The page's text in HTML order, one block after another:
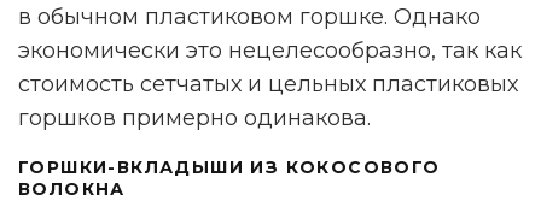
в обычном пластиковом горшке. Однако
экономически это нецелесообразно, так как
стоимость сетчатых и цельных пластиковых
горшков примерно одинакова.
ГОРШКИ-ВКЛАДЫШИ ИЗ КОКОСОВОГО
ВОЛОКНА